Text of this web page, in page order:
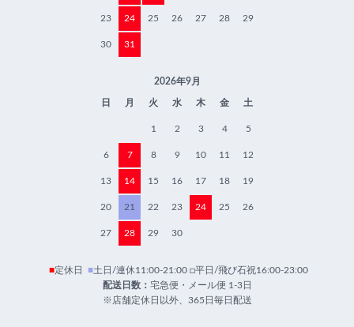
23 24 25 26 27 28 29
30 31
2026年9月
日 月 火 水 木 金 土
1 2 3 4 5
6 7 8 9 10 11 12
13 14 15 16 17 18 19
20 21 22 23 24 25 26
27 28 29 30
■定休日 ■土日/連休11:00-21:00 □平日/飛び石祝16:00-23:00
配送日数： 宅急便・メール便 1-3日
※店舗定休日以外、365日毎日配送